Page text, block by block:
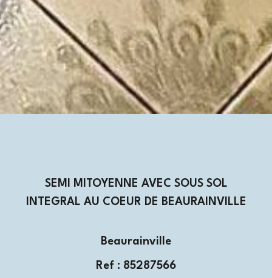
SEMI MITOYENNE AVEC SOUS SOL
INTEGRAL AU COEUR DE BEAURAINVILLE
Beaurainville
Ref : 85287566